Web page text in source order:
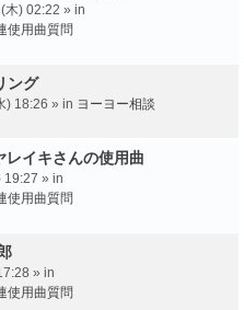
木) 02:22 » in
使用曲質問
ング
) 18:26 » in ヨーヨー相談
イキさんの使用曲
19:27 » in
使用曲質問
» in
使用曲質問